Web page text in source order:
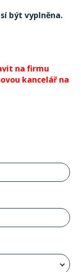
být vyplněna.
na firmu
kancelář na